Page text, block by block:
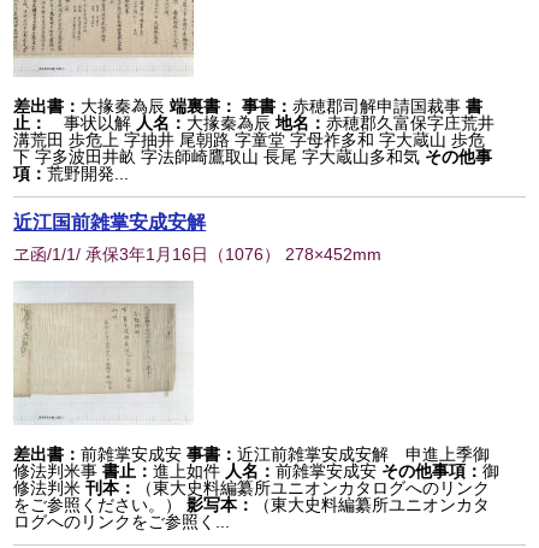
差出書： 大掾秦為辰 端裏書： 事書：赤穂郡司解申請国裁事 書
止：
事状以解 人名： 大掾秦為辰 地名：赤穂郡久富保字庄荒井
溝荒田 歩危上 字抽井 尾朝路 字童堂 字母祚多和 字大蔵山 歩危
下 字多波田井畝 字法師崎鷹取山 長尾 字大蔵山多和気 その他事
項：荒野開発...
近江国前雑掌安成安解
ヱ函/1/1/ 承保3年1月16日 （1076） 278×452mm
差出書：前雑掌安成安 事書：近江前雑掌安成安解 申進上季御
修法判米事書止：進上如件 人名：前雑掌安成安 その他事項：御
修法判米刊本：
（東大史料編纂所ユニオンカタログへのリンク
をご参照ください。）
影写本：
（東大史料編纂所ユニオンカタ
ログへのリンクをご参照く...